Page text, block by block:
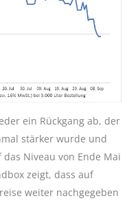
ein Rückgang ab, der
stärker wurde und
Niveau von Ende Mai
zeigt, dass auf
weiter nachgegeben